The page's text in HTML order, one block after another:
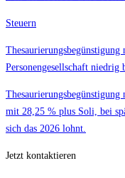
Steuern
Personengesellschaft niedrig
mit 28,25 % plus Soli, bei
sich das 2026 lohnt.
Jetzt kontaktieren